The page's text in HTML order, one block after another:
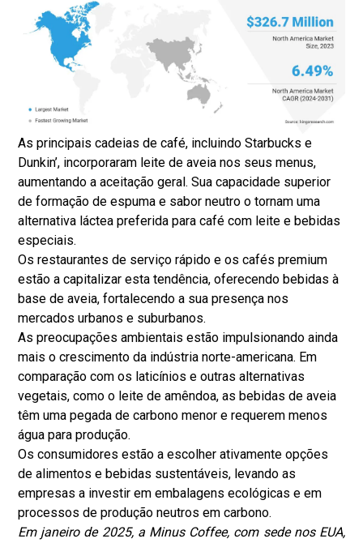
As principais cadeias de café, incluindo Starbucks e
Dunkin’, incorporaram leite de aveia nos seus menus,
aumentando a aceitação geral. Sua capacidade superior
de formação de espuma e sabor neutro o tornam uma
alternativa láctea preferida para café com leite e bebidas
especiais.
Os restaurantes de serviço rápido e os cafés premium
estão a capitalizar esta tendência, oferecendo bebidas à
base de aveia, fortalecendo a sua presença nos
mercados urbanos e suburbanos.
As preocupações ambientais estão impulsionando ainda
mais o crescimento da indústria norte-americana. Em
comparação com os laticínios e outras alternativas
vegetais, como o leite de amêndoa, as bebidas de aveia
têm uma pegada de carbono menor e requerem menos
água para produção.
Os consumidores estão a escolher ativamente opções
de alimentos e bebidas sustentáveis, levando as
empresas a investir em embalagens ecológicas e em
processos de produção neutros em carbono.
Em janeiro de 2025, a Minus Coffee, com sede nos EUA,